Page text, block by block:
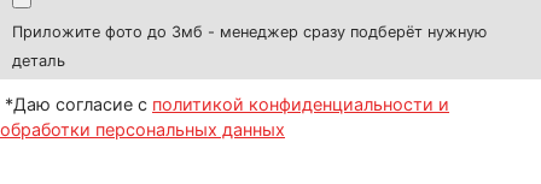
Приложите фото до 3мб - менеджер сразу подберёт нужную
деталь
*Даю согласие с политикой конфиденциальности и
обработки персональных данных